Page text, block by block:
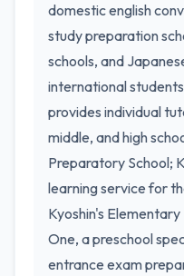
domestic english
study preparation
schools, and
international
provides individual
middle, and high
Preparatory School;
learning service for
Kyoshin's
One, a preschool
entrance exam